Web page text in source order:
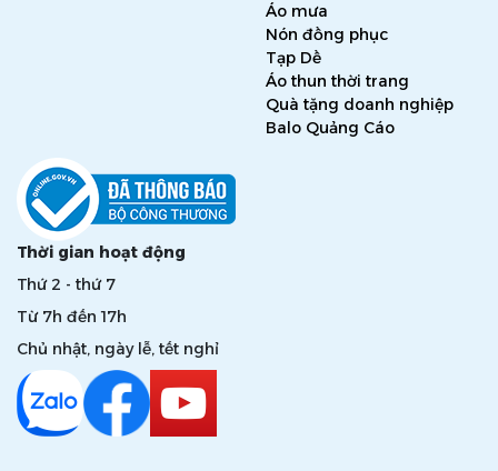
Áo mưa
Nón đồng phục
Tạp Dề
Áo thun thời trang
Quà tặng doanh nghiệp
Balo Quảng Cáo
Thời gian hoạt động
Thứ 2 - thứ 7
Từ 7h đến 17h
Chủ nhật, ngày lễ, tết nghỉ